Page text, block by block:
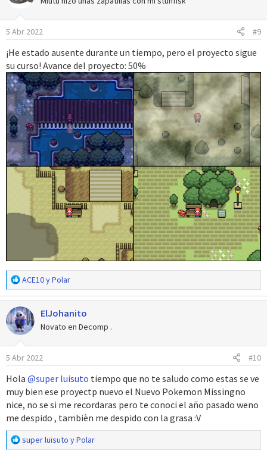
o
n
s
:
5 Abr 2022 #9
¡He estado ausente durante un tiempo, pero el proyecto sigue
su curso! Avance del proyecto: 50%
R
e
a
c
c
i
o
n
s
:
ACE10yPolar
ElJohanito
Novato en Decomp .
5 Abr 2022 #10
Hola @super luisuto tiempo que no te saludo como estas se ve
muy bien ese proyectp nuevo el Nuevo Pokemon Missingno
nice, no se si me recordaras pero te conoci el año pasado weno
me despido , tambièn me despido con la grasa :V
R
e
super luisuto yPolar